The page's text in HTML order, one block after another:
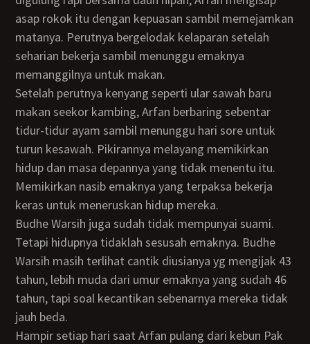
asap rokok itu dengan kepuasan sambil memejamkan
matanya. Perutnya bergelodak kelaparan setelah
seharian bekerja sambil menunggu emaknya
memanggilnya untuk makan.
Setelah perutnya kenyang seperti ular sawah baru
makan seekor kambing, Arfan berbaring sebentar
tidur-tidur ayam sambil menunggu hari sore untuk
turun kesawah. Pikirannya melayang memikirkan
hidup dan masa depannya yang tidak menentu itu.
Memikirkan nasib emaknya yang terpaksa bekerja
keras untuk meneruskan hidup mereka.
Budhe Warsih juga sudah tidak mempunyai suami.
Tetapi hidupnya tidaklah sesusah emaknya. Budhe
Warsih masih terlihat cantik diusianya yg mengijak 43
tahun, lebih muda dari umur emaknya yang sudah 46
tahun, tapi soal kecantikan sebenarnya mereka tidak
jauh beda.
Hampir setiap hari saat Arfan pulang dari kebun Pak